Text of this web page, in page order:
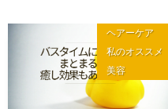
ヘアーケア
私のオススメ
美容